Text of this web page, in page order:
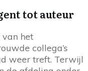
tot auteur
het
collega’s
weer treft. Terwijl